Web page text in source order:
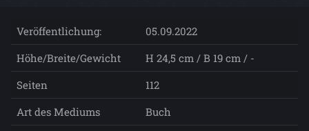
Veröffentlichung:
05.09.2022
Höhe/Breite/Gewicht
H 24,5 cm / B 19 cm / -
Seiten
112
Art des Mediums
Buch